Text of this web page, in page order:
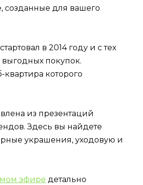
созданные для вашего
в 2014 году и с тех
покупок.
которого
из презентаций
Здесь вы найдете
украшения, уходовую и
эфире детально